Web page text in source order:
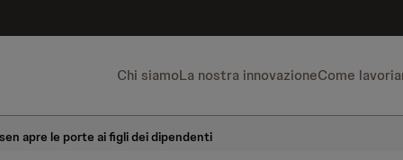
Chi siamoLa nostra innovazioneCome
apre le porte ai figli dei dipendenti